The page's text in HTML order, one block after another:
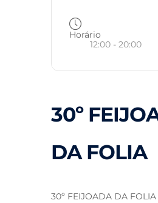
Horário
12:00 - 20:00
30º
DA FOLIA
30º FEIJOADA DA FOLIA